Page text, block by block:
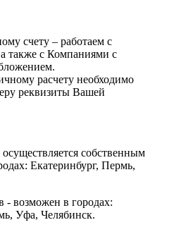
счету – работаем с
также с Компаниями с
расчету необходимо
реквизиты Вашей
осуществляется собственным
Екатеринбург, Пермь,
- возможен в городах:
Уфа, Челябинск.